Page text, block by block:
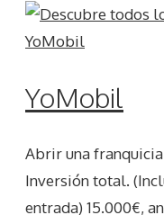
YoMobil
Abrir una
Inversión total.
entrada) 15.000€,